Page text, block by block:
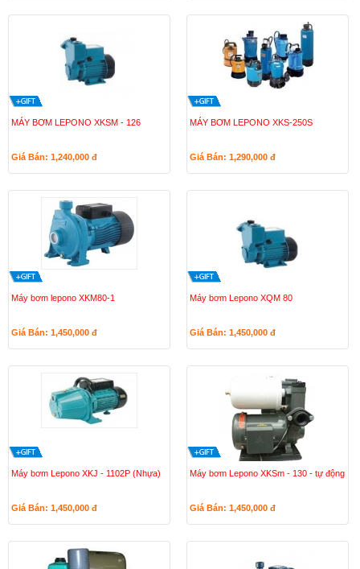
MÁY BƠM LEPONO XKSM - 126
Giá Bán: 1,240,000 đ
MÁY BƠM LEPONO XKS-250S
Giá Bán: 1,290,000 đ
Máy bơm lepono XKM80-1
Giá Bán: 1,450,000 đ
Máy bơm Lepono XQM 80
Giá Bán: 1,450,000 đ
Máy bơm Lepono XKJ - 1102P (Nhựa)
Giá Bán: 1,450,000 đ
Máy bơm Lepono XKSm - 130 - tự động
Giá Bán: 1,450,000 đ